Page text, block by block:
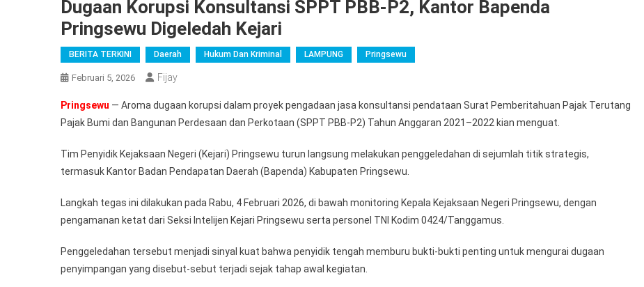
Dugaan Korupsi Konsultansi SPPT PBB-P2, Kantor Bapenda
Pringsewu Digeledah Kejari
BERITA TERKINI Daerah Hukum Dan Kriminal LAMPUNG Pringsewu
Februari 5, 2026 Fijay
Pringsewu — Aroma dugaan korupsi dalam proyek pengadaan jasa konsultansi pendataan Surat Pemberitahuan Pajak Terutang
Pajak Bumi dan Bangunan Perdesaan dan Perkotaan (SPPT PBB-P2) Tahun Anggaran 2021–2022 kian menguat.
Tim Penyidik Kejaksaan Negeri (Kejari) Pringsewu turun langsung melakukan penggeledahan di sejumlah titik strategis,
termasuk Kantor Badan Pendapatan Daerah (Bapenda) Kabupaten Pringsewu.
Langkah tegas ini dilakukan pada Rabu, 4 Februari 2026, di bawah monitoring Kepala Kejaksaan Negeri Pringsewu, dengan
pengamanan ketat dari Seksi Intelijen Kejari Pringsewu serta personel TNI Kodim 0424/Tanggamus.
Penggeledahan tersebut menjadi sinyal kuat bahwa penyidik tengah memburu bukti-bukti penting untuk mengurai dugaan
penyimpangan yang disebut-sebut terjadi sejak tahap awal kegiatan.